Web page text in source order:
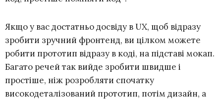
Якщо у вас достатньо досвіду в UX, щоб відразу
зробити зручний фронтенд, ви цілком можете
робити прототип відразу в коді, на підставі мокап.
Багато речей так вийде зробити швидше і
простіше, ніж розробляти спочатку
високодеталізований прототип, потім дизайн, а